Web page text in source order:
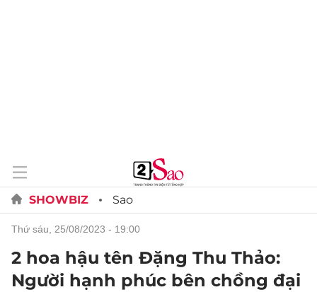
SHOWBIZ Sao
thứ sáu, 25/08/2023 - 19:00
2 hoa hậu tên Đặng Thu Thảo:
Người hạnh phúc bên chồng đại